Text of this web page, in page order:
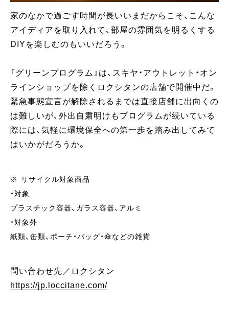
家のなかで過ごす時間が長いいまだからこそ、こんな
アイディアを取り入れて、部屋の雰囲気を明るくする
DIYを楽しむのもいいだろう。
「グリーンプログラム」は、スキヤ・アウトレット・オン
ラインショップを除くロクシタンの店舗で開催中だ。
緊急事態宣言が解除されるまでは直接店舗に出向くの
は難しいが、外出自粛明けもプログラムが続いている
際には、気軽に環境保全への第一歩を踏み出してみて
はいかがだろうか。
※ リサイクル対象商品
・対象
プラスチック容器、ガラス容器、アルミ
・対象外
紙類、缶類、ポーチ・バッグ・傘などの雑貨
問い合わせ先／ロクシタン
https://jp.loccitane.com/